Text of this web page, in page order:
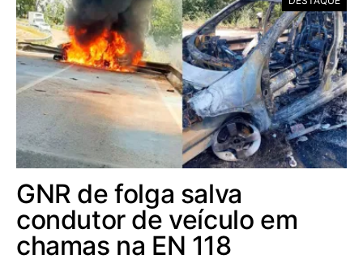
GNR de folga salva
condutor de veículo em
chamas na EN 118